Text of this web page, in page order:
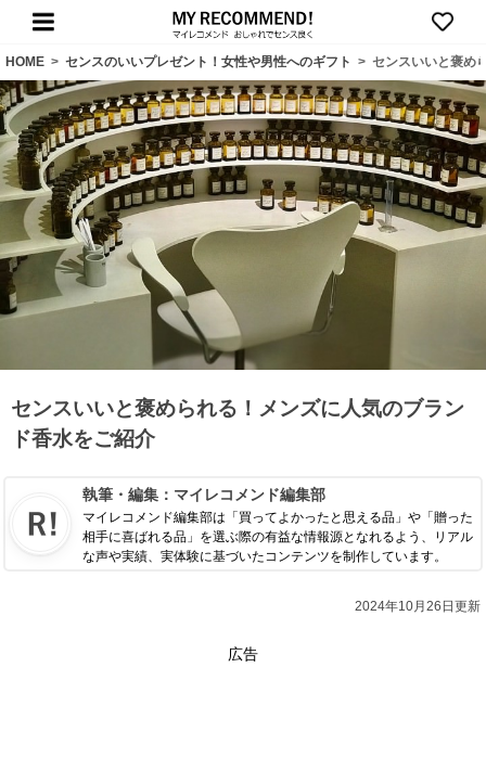
HOME > センスのいいプレゼント！女性や男性へのギフト > センスいいと褒め
センスいいと褒められる！メンズに人気のブラン
ド香水をご紹介
執筆・編集： マイレコメンド編集部
マイレコメンド編集部は「買ってよかったと思える品」や「贈った
相手に喜ばれる品」を選ぶ際の有益な情報源となれるよう、リアル
な声や実績、実体験に基づいたコンテンツを制作しています。
2024年10月26日更新
広告